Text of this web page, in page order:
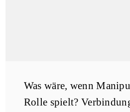
Was wäre, wenn
Rolle spielt?